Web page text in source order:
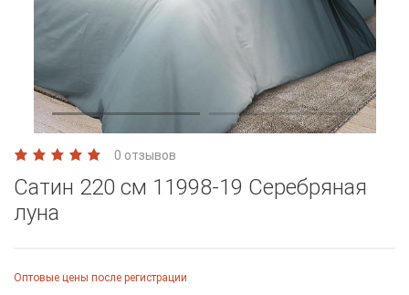
0 отзывов
Сатин 220 см 11998-19 Серебряная
луна
Оптовые цены после регистрации